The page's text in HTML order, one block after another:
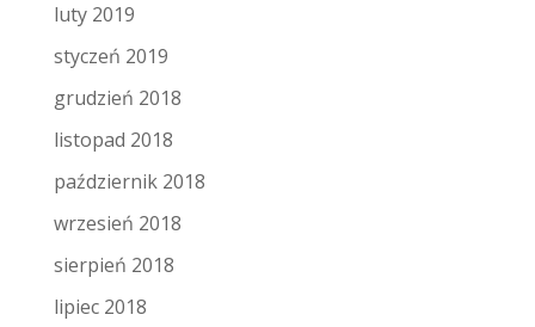
luty 2019
styczeń 2019
grudzień 2018
listopad 2018
październik 2018
wrzesień 2018
sierpień 2018
lipiec 2018